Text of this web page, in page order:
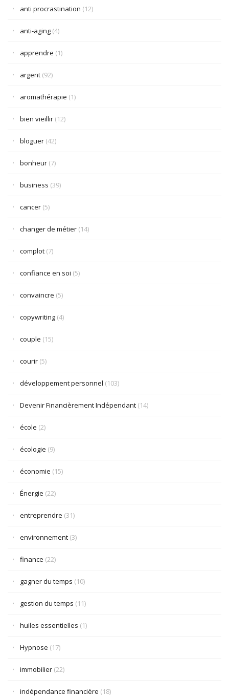
anti procrastination (12)
anti-aging (4)
apprendre (1)
argent (92)
aromathérapie (1)
bien vieillir (12)
bloguer (42)
bonheur (7)
business (39)
cancer (5)
changer de métier (14)
complot (7)
confiance en soi (5)
convaincre (5)
copywriting (4)
couple (15)
courir (5)
développement personnel (103)
Devenir Financièrement Indépendant (14)
école (2)
écologie (9)
économie (15)
Énergie (22)
entreprendre (31)
environnement (3)
finance (22)
gagner du temps (10)
gestion du temps (11)
huiles essentielles (1)
Hypnose (17)
immobilier (22)
indépendance financière (18)